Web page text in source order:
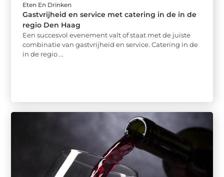
Eten En Drinken
Gastvrijheid en service met catering in de in de
regio Den Haag
Een succesvol evenement valt of staat met de juiste
combinatie van gastvrijheid en service. Catering in de
in de regio ...